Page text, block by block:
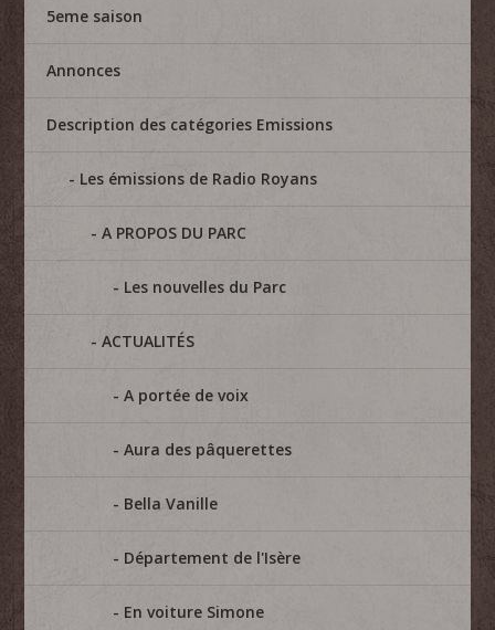
5eme saison
Annonces
Description des catégories Emissions
Les émissions de Radio Royans
A PROPOS DU PARC
Les nouvelles du Parc
ACTUALITÉS
A portée de voix
Aura des pâquerettes
Bella Vanille
Département de l'Isère
En voiture Simone